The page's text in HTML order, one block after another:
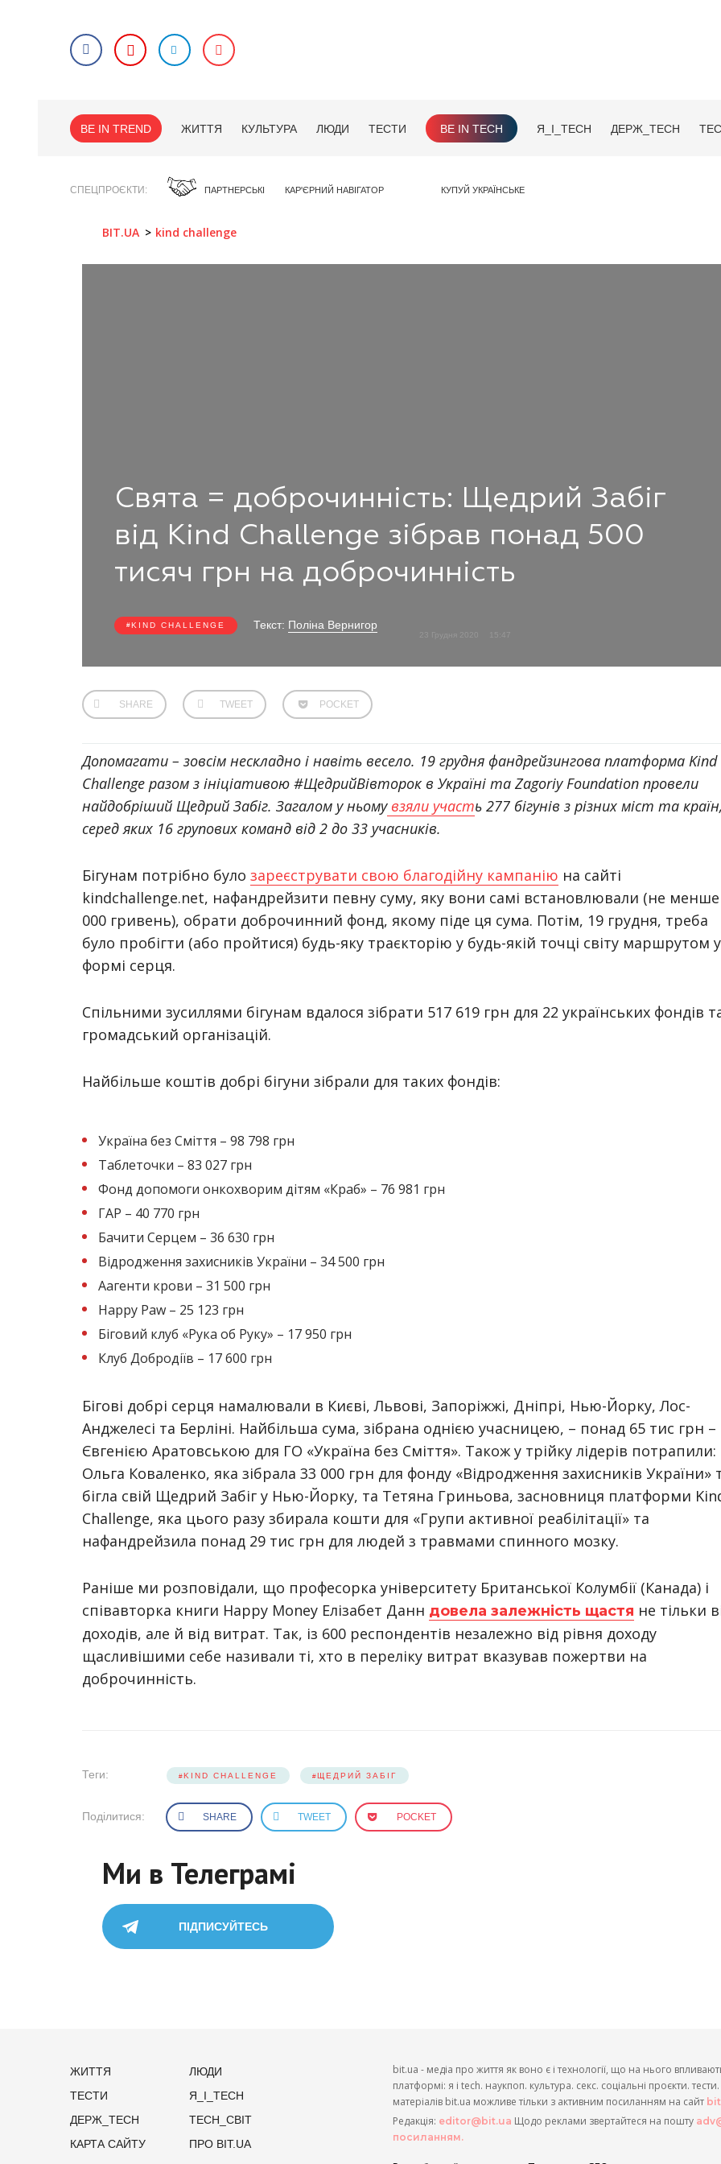
BE IN TREND ЖИТТЯ КУЛЬТУРА ЛЮДИ ТЕСТИ BE IN TECH Я_І_TECH ДЕРЖ_TECH
СПЕЦПРОЄКТИ ПАРТНЕРСЬКІ КАР'ЄРНИЙ НАВІГАТОР КУПУЙ УКРАЇНСЬКЕ
BIT.UA kind challenge
Свята = доброчинність: Щедрий Забіг
від Kind Challenge зібрав понад 500
тисяч грн на доброчинність
KIND CHALLENGE Текст: Поліна Вернигор
23 Грудня 2020 15:47
SHARE TWEET POCKET
Допомагати – зовсім нескладно і навіть весело. 19 грудня фандрейзингова платформа Kind
Challenge разом з ініціативою #ЩедрийВівторок в Україні та Zagoriy Foundation провели
найдобріший Щедрий Забіг. Загалом у ньомувзяли участь 277 бігунів з різних міст та країн,
серед яких 16 групових команд від 2 до 33 учасників.
Бігунам потрібно було зареєструвати свою благодійну кампанію на сайті
kindchallenge.net, нафандрейзити певну суму, яку вони самі встановлювали (не менше
000 гривень), обрати доброчинний фонд, якому піде ця сума. Потім, 19 грудня, треба
було пробігти (або пройтися) будь-яку траєкторію у будь-якій точці світу маршрутом у
формі серця.
Спільними зусиллями бігунам вдалося зібрати 517 619 грн для 22 українських фондів
громадський організацій.
Найбільше коштів добрі бігуни зібрали для таких фондів:
Україна без Сміття – 98 798 грн
Таблеточки – 83 027 грн
Фонд допомоги онкохворим дітям «Краб» – 76 981 грн
ГАР – 40 770 грн
Бачити Серцем – 36 630 грн
Відродження захисників України – 34 500 грн
Аагенти крови – 31 500 грн
Happy Paw – 25 123 грн
Біговий клуб «Рука об Руку» – 17 950 грн
Клуб Добродіїв – 17 600 грн
Бігові добрі серця намалювали в Києві, Львові, Запоріжжі, Дніпрі, Нью-Йорку, Лос-
Анджелесі та Берліні. Найбільша сума, зібрана однією учасницею, – понад 65 тис грн –
Євгенією Аратовською для ГО «Україна без Сміття». Також у трійку лідерів потрапили:
Ольга Коваленко, яка зібрала 33 000 грн для фонду «Відродження захисників України»
бігла свій Щедрий Забіг у Нью-Йорку, та Тетяна Гриньова, засновниця платформи
Challenge, яка цього разу збирала кошти для «Групи активної реабілітації» та
нафандрейзила понад 29 тис грн для людей з травмами спинного мозку.
Раніше ми розповідали, що професорка університету Британської Колумбії (Канада) і
співавторка книги Happy Money Елізабет Данн довела залежність щастя не тільки
доходів, але й від витрат. Так, із 600 респондентів незалежно від рівня доходу
щасливішими себе називали ті, хто в переліку витрат вказував пожертви на
доброчинність.
Теги: KIND CHALLENGE ЩЕДРИЙ ЗАБІГ
Поділитися: SHARE TWEET POCKET
Ми в Телеграмі
ПІДПИСУЙТЕСЬ
ЖИТТЯ
ЛЮДИ
ТЕСТИ
Я_І_TECH
ДЕРЖ_TECH
TECH_СВІТ
КАРТА САЙТУ
ПРО BIT.UA
bit.ua - медіа про життя як воно є і технології, що на нього
платформі: я і tech. наукпоп. культура. секс. соціальні проєкти.
матеріалів bit.ua можливе тільки з активним посиланням на сайт
Редакція: editor@bit.ua Щодо реклами звертайтеся на пошту
посиланням.